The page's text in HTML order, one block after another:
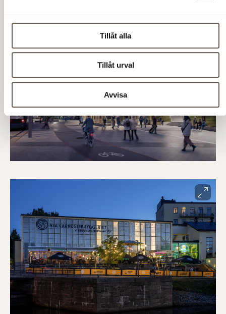
Tillåt alla
Tillåt urval
Avvisa